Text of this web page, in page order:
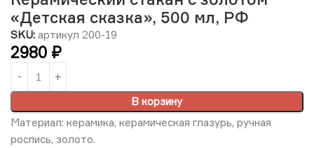
«Детская сказка», 500 мл, РФ
SKU: артикул 200-19
2980 ₽
В корзину
Материал: керамика, керамическая глазурь, ручная
роспись, золото.